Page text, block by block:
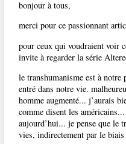
bonjour à tous,
merci pour ce passionnant
pour ceux qui voudraient voir
invite à regarder la série
le transhumanisme est à
entré dans notre vie.
homme augmenté... j’aurais
comme disent les
aujourd’hui... je pense que le
vies, indirectement par le biais